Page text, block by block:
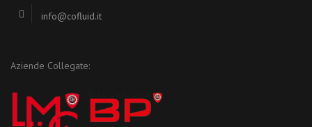
info@cofluid.it
Aziende Collegate: